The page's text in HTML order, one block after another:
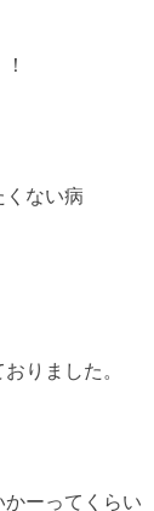
ない病
りました。
ーってくらい